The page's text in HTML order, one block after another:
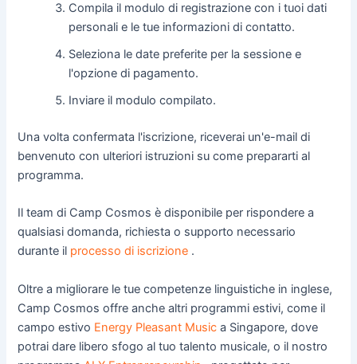
Compila il modulo di registrazione con i tuoi dati
personali e le tue informazioni di contatto.
Seleziona le date preferite per la sessione e
l'opzione di pagamento.
Inviare il modulo compilato.
Una volta confermata l'iscrizione, riceverai un'e-mail di
benvenuto con ulteriori istruzioni su come prepararti al
programma.
Il team di Camp Cosmos è disponibile per rispondere a
qualsiasi domanda, richiesta o supporto necessario
durante il processo di iscrizione .
Oltre a migliorare le tue competenze linguistiche in inglese,
Camp Cosmos offre anche altri programmi estivi, come il
campo estivo Energy Pleasant Music a Singapore, dove
potrai dare libero sfogo al tuo talento musicale, o il nostro